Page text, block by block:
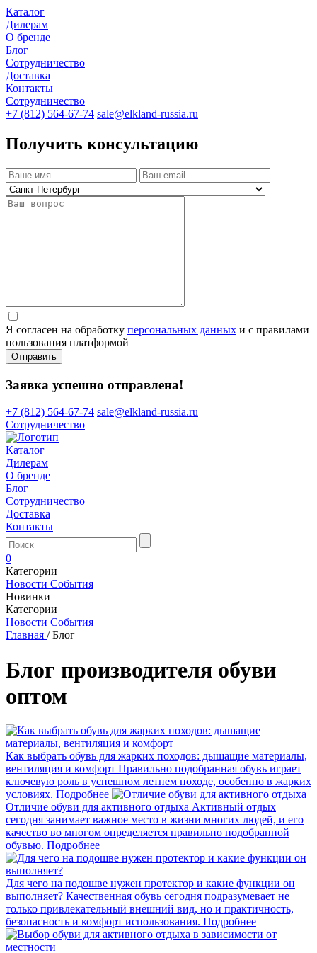
Каталог
Дилерам
О бренде
Блог
Сотрудничество
Доставка
Контакты
Сотрудничество
+7 (812) 564-67-74 sale@elkland-russia.ru
Получить консультацию
Я согласен на обработку персональных данных и с правилами
пользования платформой
Отправить
Заявка успешно отправлена!
+7 (812) 564-67-74 sale@elkland-russia.ru
Сотрудничество
Каталог
Дилерам
О бренде
Блог
Сотрудничество
Доставка
Контакты
0
Категории
Новости События
Новинки
Категории
Новости События
Главная / Блог
Блог производителя обуви
оптом
Как выбрать обувь для жарких походов: дышащие материалы,
вентиляция и комфорт Правильно подобранная обувь играет
ключевую роль в успешном летнем походе, особенно в жарких
условиях. Подробнее
Отличие обуви для активного отдыха Активный отдых
сегодня занимает важное место в жизни многих людей, и его
качество во многом определяется правильно подобранной
обувью. Подробнее
Для чего на подошве нужен протектор и какие функции он
выполняет? Качественная обувь сегодня подразумевает не
только привлекательный внешний вид, но и практичность,
безопасность и комфорт использования. Подробнее